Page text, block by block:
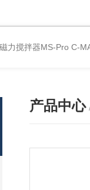
力搅拌器MS-Pro C-
产品中心